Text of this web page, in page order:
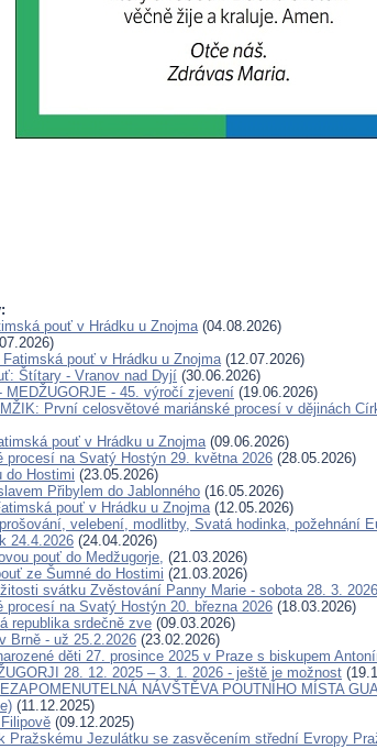
pouť v Hrádku u Znojma(04.08.2026)
pouť v Hrádku u Znojma(12.07.2026)
Štítary - Vranov nad Dyjí (30.06.2026)
MEDŽUGORJE - 45. výročí zjevení (19.06.2026)
První celosvětové mariánské procesí v dějinách
pouť v Hrádku u Znojma(09.06.2026)
procesí na Svatý Hostýn 29. května 2026 (28.05.2026)
do Hostimi (23.05.2026)
Přibylem do Jablonného (16.05.2026)
pouť v Hrádku u Znojma(12.05.2026)
velebení, modlitby, Svatá hodinka, požehnání
24.4.2026 (24.04.2026)
pouť do Medžugorje, (21.03.2026)
ze Šumné do Hostimi (21.03.2026)
svátku Zvěstování Panny Marie - sobota 28. 3.
procesí na Svatý Hostýn 20. března 2026 (18.03.2026)
republika srdečně zve (09.03.2026)
Brně - už 25.2.2026 (23.02.2026)
děti 27. prosince 2025 v Praze s biskupem
28. 12. 2025 – 3. 1. 2026 - ještě je možnost
NÁVŠTĚVA POUTNÍHO MÍSTA
(11.12.2025)
(09.12.2025)
Pražskému Jezulátku se zasvěcením střední Evropy